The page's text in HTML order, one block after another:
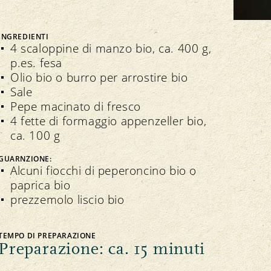
Direttive
Controllo
Importazione
Assicurazione della qualità
Assemblea dei delegati
seno all’associazione
Direttive
Commercio specializzato bio
4 scaloppine di manzo bio, ca. 400 g,
p.es. fesa
Olio bio o burro per arrostire bio
Sale
Pepe macinato di fresco
4 fette di formaggio appenzeller bio,
ca. 100 g
Alcuni fiocchi di peperoncino bio o
paprica bio
prezzemolo liscio bio
DI PREPARAZIONE
ca. 15 minuti